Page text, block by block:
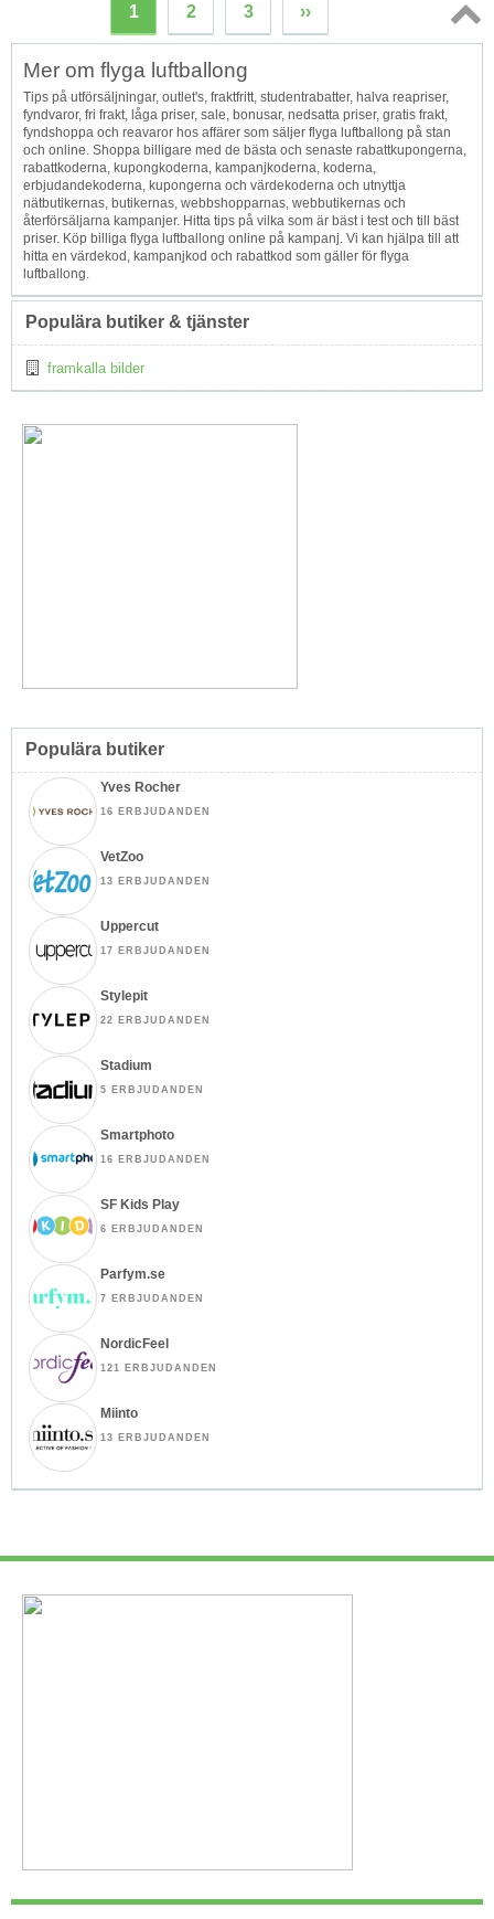
1 2 3 ››
Topp
Mer om flyga luftballong
Tips på utförsäljningar, outlet's, fraktfritt, studentrabatter, halva reapriser,
fyndvaror, fri frakt, låga priser, sale, bonusar, nedsatta priser, gratis frakt,
fyndshoppa och reavaror hos affärer som säljer flyga luftballong på stan
och online. Shoppa billigare med de bästa och senaste rabattkupongerna,
rabattkoderna, kupongkoderna, kampanjkoderna, koderna,
erbjudandekoderna, kupongerna och värdekoderna och utnyttja
nätbutikernas, butikernas, webbshopparnas, webbutikernas och
återförsäljarna kampanjer. Hitta tips på vilka som är bäst i test och till bäst
priser. Köp billiga flyga luftballong online på kampanj. Vi kan hjälpa till att
hitta en värdekod, kampanjkod och rabattkod som gäller för flyga
luftballong.
Populära butiker & tjänster
framkalla bilder
Populära butiker
Yves Rocher
16 ERBJUDANDEN
VetZoo
13 ERBJUDANDEN
Uppercut
17 ERBJUDANDEN
Stylepit
22 ERBJUDANDEN
Stadium
5 ERBJUDANDEN
Smartphoto
16 ERBJUDANDEN
SF Kids Play
6 ERBJUDANDEN
Parfym.se
7 ERBJUDANDEN
NordicFeel
121 ERBJUDANDEN
Miinto
13 ERBJUDANDEN